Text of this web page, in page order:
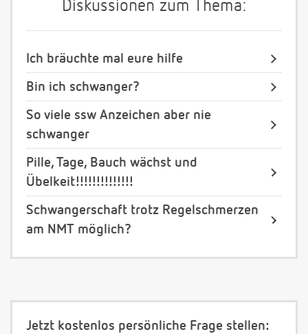
Diskussionen zum Thema:
Ich bräuchte mal eure hilfe
Bin ich schwanger?
So viele ssw Anzeichen aber nie
schwanger
Pille, Tage, Bauch wächst und
Übelkeit!!!!!!!!!!!!!!
Schwangerschaft trotz Regelschmerzen
am NMT möglich?
Jetzt kostenlos persönliche Frage stellen: